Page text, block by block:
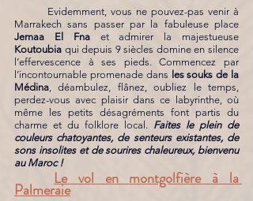
Jemaa El Fna
Koutoubia qui depuis 9 siècles domine en silence
l’effervescence à ses pieds. Commencez par
l’incontournable promenade dans les souks de la
Médina, déambulez, flânez, oubliez le temps,
perdez-vous avec plaisir dans ce labyrinthe, où
même les petits désagréments font partis du
charme et du folklore local. Faites le plein de
couleurs chatoyantes, de senteurs existantes, de
sons insolites et de sourires chaleureux, bienvenu
au Maroc !
Le vol en montgolfière à la
Palmeraie